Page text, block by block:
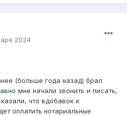
2024
(больше года назад) брал
мне начали звонить и писать,
что вдобавок к
оплатить нотариальные